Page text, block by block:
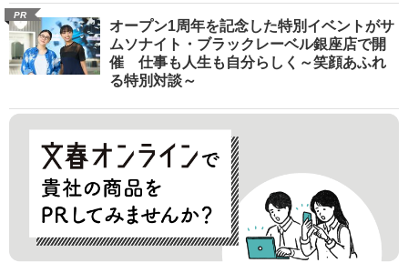
PR
オープン1周年を記念した特別イベントがサ
ムソナイト・ブラックレーベル銀座店で開
催 仕事も人生も自分らしく～笑顔あふれ
る特別対談～